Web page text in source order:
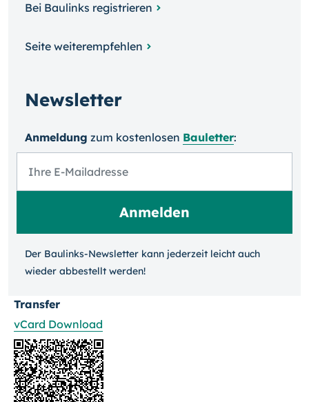
Bei Baulinks registrieren
Seite weiterempfehlen
Newsletter
Anmeldung zum kosten­losen Bauletter:
Der Baulinks-Newsletter kann jeder­zeit leicht auch
wieder ab­bestellt werden!
Transfer
vCard Download